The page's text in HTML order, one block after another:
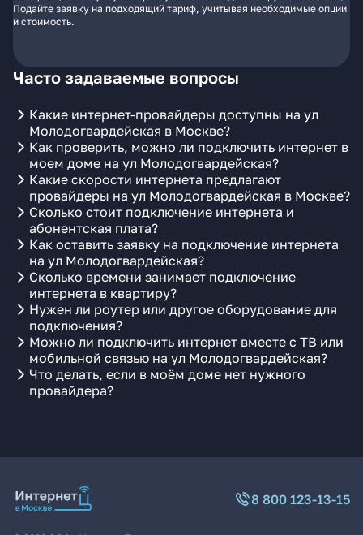
Подайте заявку на подходящий тариф, учитывая необходимые опции
и стоимость.
Часто задаваемые вопросы
Какие интернет-провайдеры доступны на ул
Молодогвардейская в Москве?
Как проверить, можно ли подключить интернет в
моем доме на ул Молодогвардейская?
Какие скорости интернета предлагают
провайдеры на ул Молодогвардейская в Москве?
Сколько стоит подключение интернета и
абонентская плата?
Как оставить заявку на подключение интернета
на ул Молодогвардейская?
Сколько времени занимает подключение
интернета в квартиру?
Нужен ли роутер или другое оборудование для
подключения?
Можно ли подключить интернет вместе с ТВ или
мобильной связью на ул Молодогвардейская?
Что делать, если в моём доме нет нужного
провайдера?
8 800 123-13-15